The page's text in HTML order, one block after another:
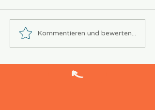
Kommentieren und bewerten...